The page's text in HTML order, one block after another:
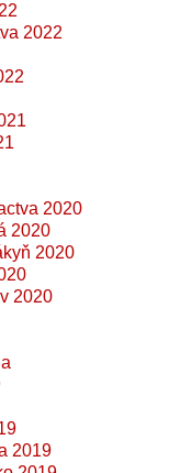
2022
2020
2020
2020
2020
2019